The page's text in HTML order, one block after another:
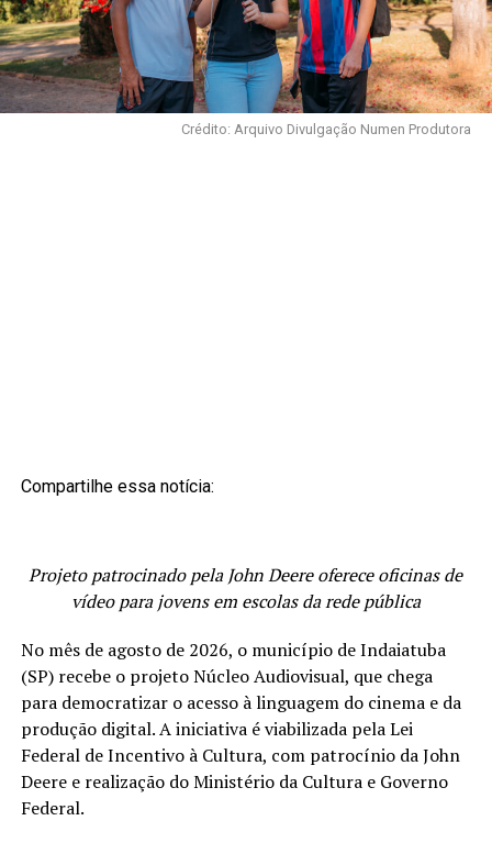
Crédito: Arquivo Divulgação Numen Produtora
Compartilhe essa notícia:
Projeto patrocinado pela John Deere oferece oficinas de
vídeo para jovens em escolas da rede pública
No mês de agosto de 2026, o município de Indaiatuba
(SP) recebe o projeto Núcleo Audiovisual, que chega
para democratizar o acesso à linguagem do cinema e da
produção digital. A iniciativa é viabilizada pela Lei
Federal de Incentivo à Cultura, com patrocínio da John
Deere e realização do Ministério da Cultura e Governo
Federal.